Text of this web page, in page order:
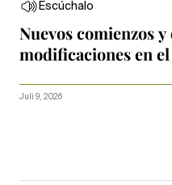
Escúchalo
Nuevos comienzos
modificaciones en
Juli 9, 2026